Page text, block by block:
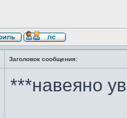
Заголовок сообщения:
***навеяно